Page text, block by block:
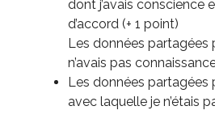
dont j’avais conscience
d’accord (+ 1 point)
Les données partagées
n’avais pas
Les données partagées
avec laquelle je n’étais